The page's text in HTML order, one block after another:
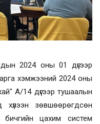
2024 оны 01 дүгээр
хэмжээний 2024 оны
А/14 дүгээр тушаалын
зөвшөөрөгдсөн
цахим систем